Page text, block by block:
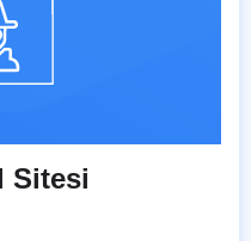
Sitesi